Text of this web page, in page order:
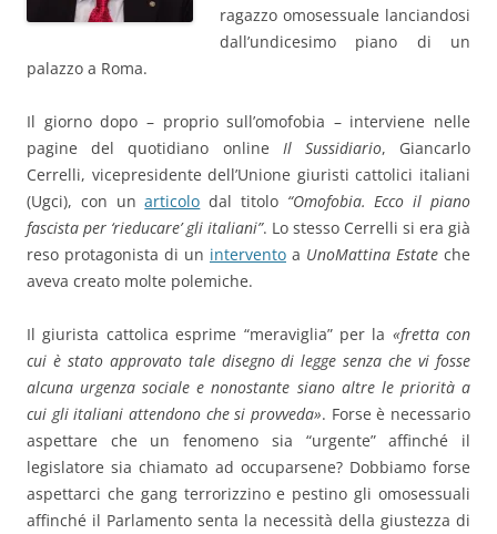
ragazzo omosessuale lanciandosi
dall’undicesimo piano di un
palazzo a Roma.
Il giorno dopo – proprio sull’omofobia – interviene nelle
pagine del quotidiano online Il Sussidiario, Giancarlo
Cerrelli, vicepresidente dell’Unione giuristi cattolici italiani
(Ugci), con unarticolo dal titolo “Omofobia. Ecco il piano
fascista per ‘rieducare’ gli italiani”. Lo stesso Cerrelli si era già
reso protagonista di un intervento a UnoMattina Estate che
aveva creato molte polemiche.
Il giurista cattolica esprime “meraviglia” per la «fretta con
cui è stato approvato tale disegno di legge senza che vi fosse
alcuna urgenza sociale e nonostante siano altre le priorità a
cui gli italiani attendono che si provveda». Forse è necessario
aspettare che un fenomeno sia “urgente” affinché il
legislatore sia chiamato ad occuparsene? Dobbiamo forse
aspettarci che gang terrorizzino e pestino gli omosessuali
affinché il Parlamento senta la necessità della giustezza di